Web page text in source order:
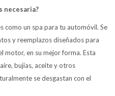
necesaria?
como un spa para tu automóvil. Se
y reemplazos diseñados para
motor, en su mejor forma. Esta
bujías, aceite y otros
se desgastan con el